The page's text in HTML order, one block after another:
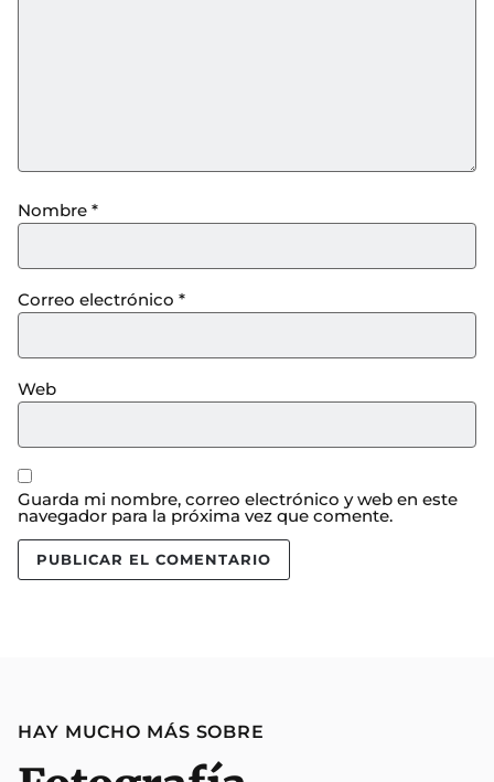
Nombre *
Correo electrónico *
Web
Guarda mi nombre, correo electrónico y web en este
navegador para la próxima vez que comente.
HAY MUCHO MÁS SOBRE